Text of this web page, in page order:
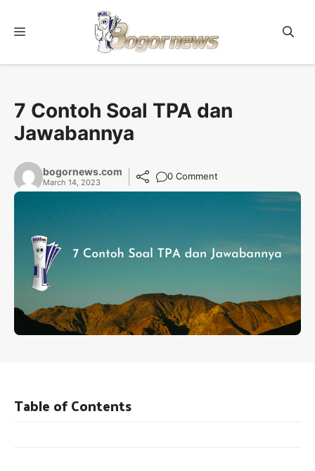
Menu
7 Contoh Soal TPA dan
Jawabannya
bogornews.com
March 14, 2023
0 Comment
Table of Contents